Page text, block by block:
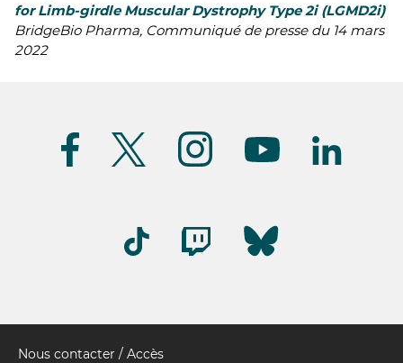
for Limb-girdle Muscular Dystrophy Type 2i (LGMD2i)
BridgeBio Pharma, Communiqué de presse du 14 mars
2022
Nous contacter / Accès